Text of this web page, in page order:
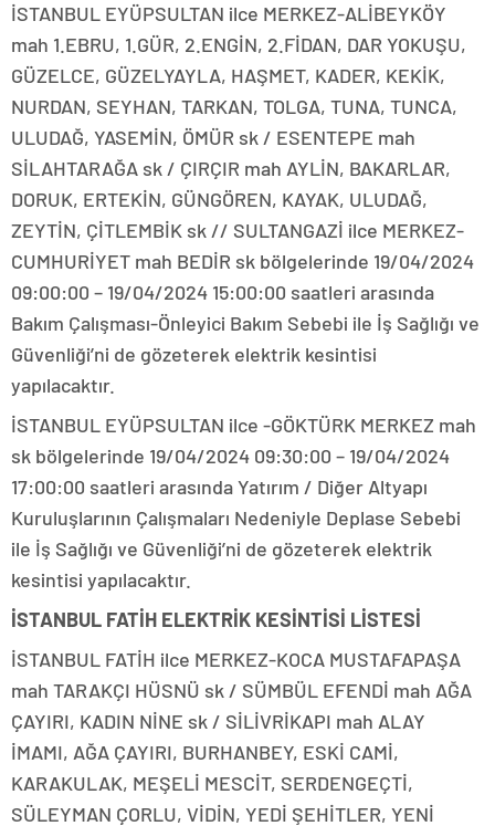
İSTANBUL EYÜPSULTAN ilce MERKEZ-ALİBEYKÖY
mah 1.EBRU, 1.GÜR, 2.ENGİN, 2.FİDAN, DAR YOKUŞU,
GÜZELCE, GÜZELYAYLA, HAŞMET, KADER, KEKİK,
NURDAN, SEYHAN, TARKAN, TOLGA, TUNA, TUNCA,
ULUDAĞ, YASEMİN, ÖMÜR sk / ESENTEPE mah
SİLAHTARAĞA sk / ÇIRÇIR mah AYLİN, BAKARLAR,
DORUK, ERTEKİN, GÜNGÖREN, KAYAK, ULUDAĞ,
ZEYTİN, ÇİTLEMBİK sk // SULTANGAZİ ilce MERKEZ-
CUMHURİYET mah BEDİR sk bölgelerinde 19/04/2024
09:00:00 – 19/04/2024 15:00:00 saatleri arasında
Bakım Çalışması-Önleyici Bakım Sebebi ile İş Sağlığı ve
Güvenliği’ni de gözeterek elektrik kesintisi
yapılacaktır.
İSTANBUL EYÜPSULTAN ilce -GÖKTÜRK MERKEZ mah
sk bölgelerinde 19/04/2024 09:30:00 – 19/04/2024
17:00:00 saatleri arasında Yatırım / Diğer Altyapı
Kuruluşlarının Çalışmaları Nedeniyle Deplase Sebebi
ile İş Sağlığı ve Güvenliği’ni de gözeterek elektrik
kesintisi yapılacaktır.
İSTANBUL FATİH ELEKTRİK KESİNTİSİ LİSTESİ
İSTANBUL FATİH ilce MERKEZ-KOCA MUSTAFAPAŞA
mah TARAKÇI HÜSNÜ sk / SÜMBÜL EFENDİ mah AĞA
ÇAYIRI, KADIN NİNE sk / SİLİVRİKAPI mah ALAY
İMAMI, AĞA ÇAYIRI, BURHANBEY, ESKİ CAMİ,
KARAKULAK, MEŞELİ MESCİT, SERDENGEÇTİ,
SÜLEYMAN ÇORLU, VİDİN, YEDİ ŞEHİTLER, YENİ